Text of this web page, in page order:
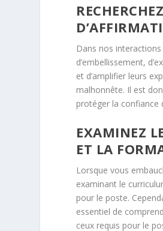
Dans nos
d’embellissement,
et d’amplifier leurs
malhonnête. Il est
protéger la confiance
EXAMINEZ
ET LA
Lorsque vous
examinant le
pour le poste.
essentiel de
ceux requis pour le